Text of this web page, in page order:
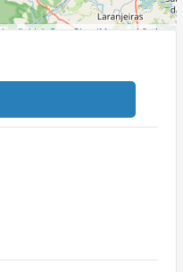
Leaflet| ©OpenStreetMapcontributors